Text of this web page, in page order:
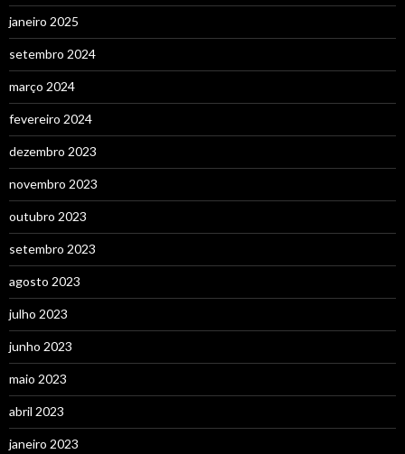
janeiro 2025
setembro 2024
março 2024
fevereiro 2024
dezembro 2023
novembro 2023
outubro 2023
setembro 2023
agosto 2023
julho 2023
junho 2023
maio 2023
abril 2023
janeiro 2023